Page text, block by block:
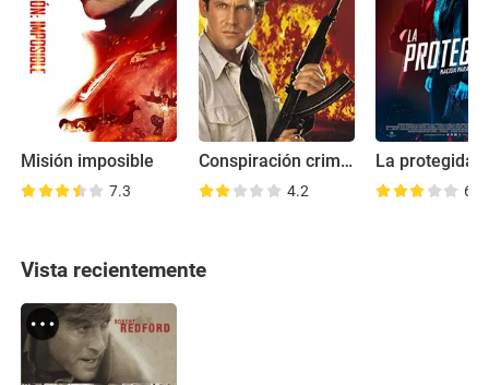
Misión imposible
7.3
Conspiración criminal
4.2
La protegida
6.3
Vista recientemente